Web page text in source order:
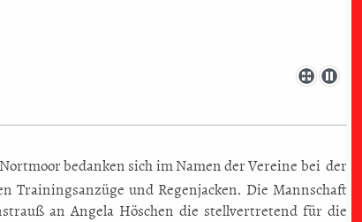
bedanken sich im Namen der Vereine bei der
Trainingsanzüge und Regenjacken. Die Mannschaft
an Angela Höschen die stellvertretend für die